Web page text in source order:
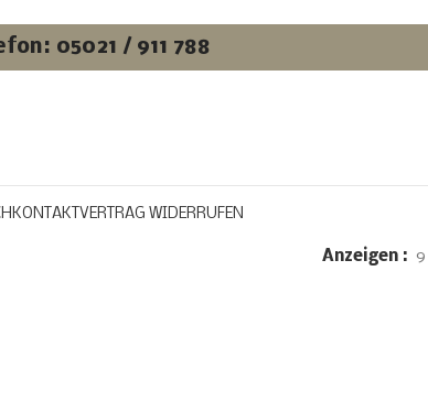
05021 / 911 788
KONTAKT VERTRAG WIDERRUFEN
Anzeigen 9